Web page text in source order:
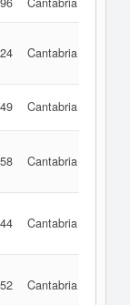
Cantabria
Cantabria
Cantabria
Cantabria
Cantabria